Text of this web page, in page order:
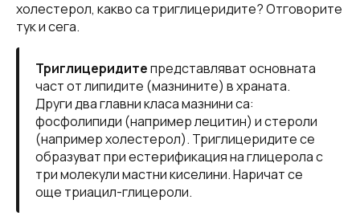
холестерол, какво са триглицеридите? Отговорите
тук и сега.
Триглицеридитепредставляват основната
част от липидите (мазнините) в храната.
Други два главни класа мазнини са:
фосфолипиди (например лецитин) и стероли
(например холестерол). Триглицеридите се
образуват при естерификация на глицерола с
три молекули мастни киселини. Наричат се
още триацил-глицероли.